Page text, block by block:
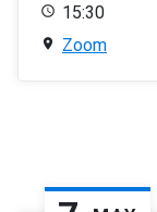
15:30
Zoom